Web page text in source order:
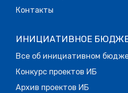
Контакты
ИНИЦИАТИВНОЕ
Все об инициативном
Конкурс проектов ИБ
Архив проектов ИБ